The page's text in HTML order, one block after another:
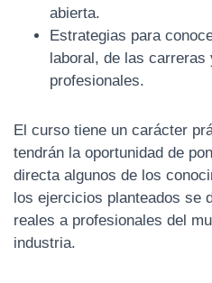
abierta.
Estrategias para
laboral, de las
profesionales.
El curso tiene un carácter
tendrán la oportunidad de
directa algunos de los
los ejercicios planteados se
reales a profesionales del
industria.